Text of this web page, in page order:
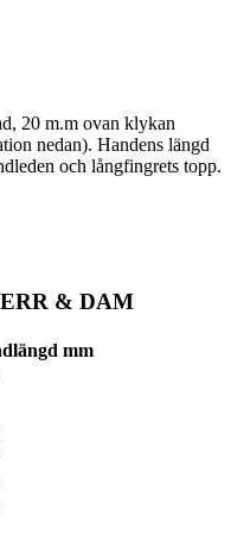
20 m.m ovan klykan
nedan). Handens längd
och långfingrets topp.
& DAM
mm